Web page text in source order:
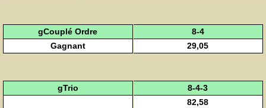
gCouplé Ordre
8-4
Gagnant
29,05
gTrio
8-4-3
82,58